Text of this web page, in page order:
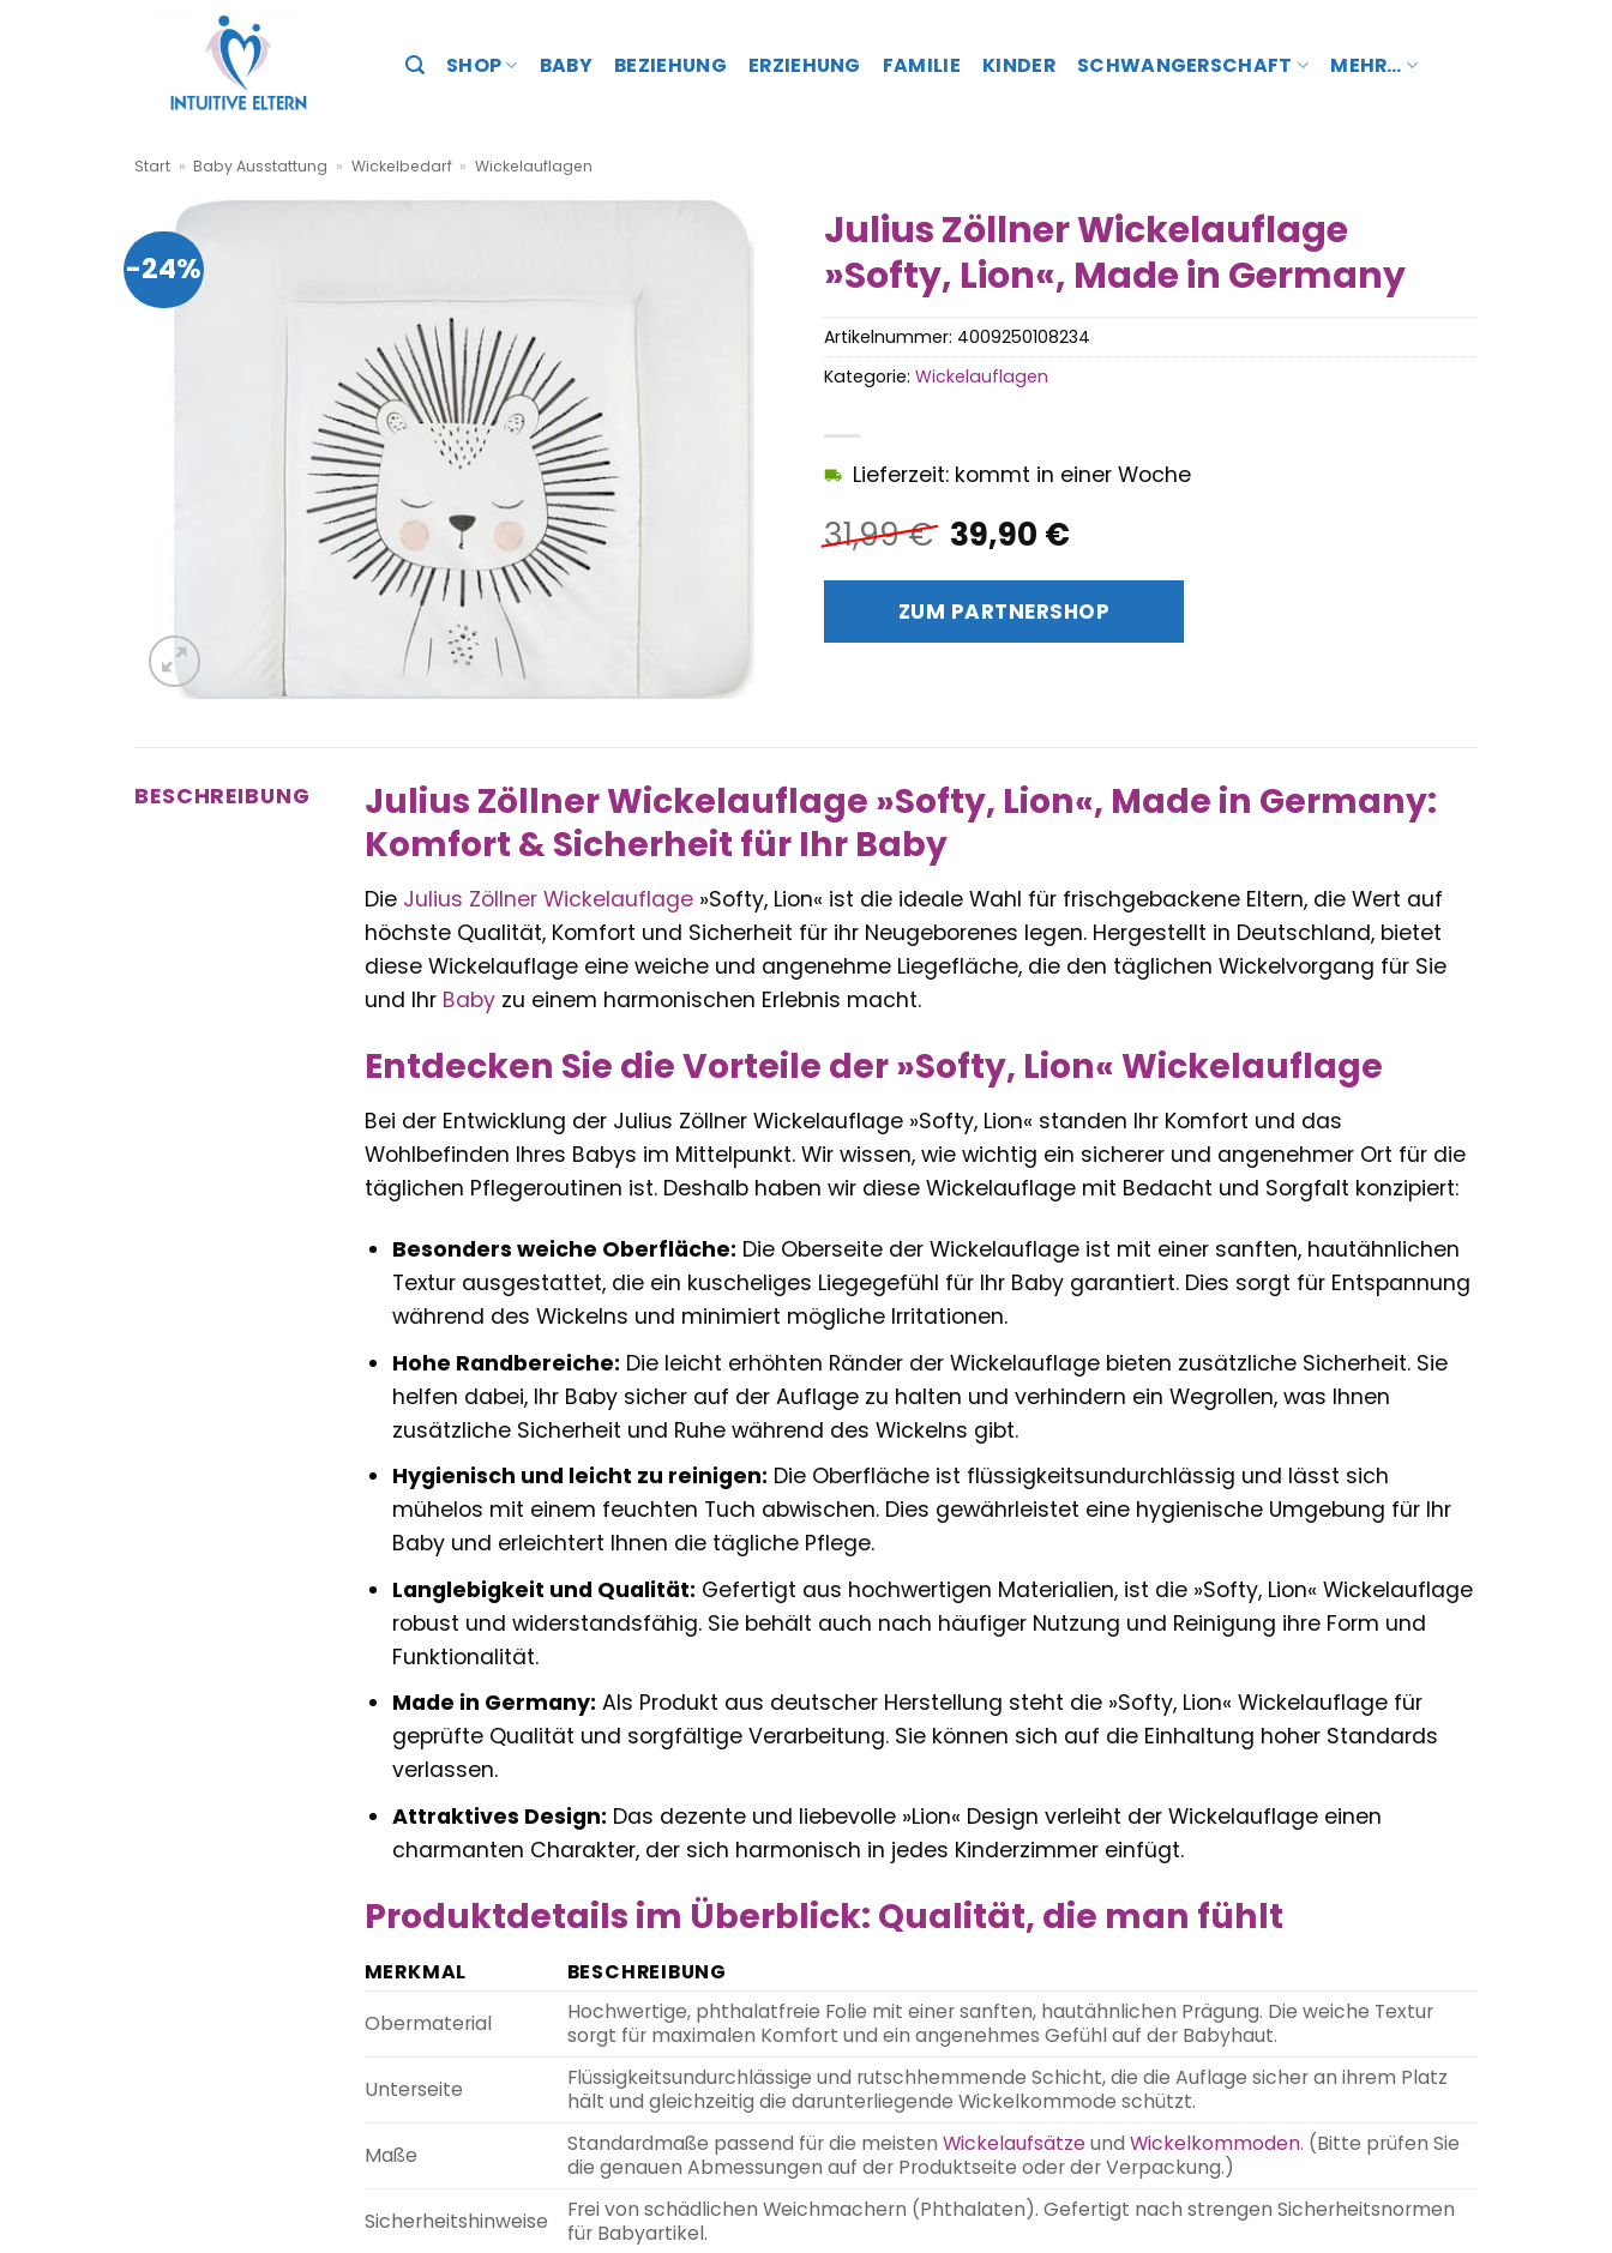
SHOP BABY BEZIEHUNG ERZIEHUNG FAMILIE KINDER SCHWANGERSCHAFT MEHR…
Start » Baby Ausstattung » Wickelbedarf » Wickelauflagen
-24%
Julius Zöllner Wickelauflage
»Softy, Lion«, Made in Germany
31,99€ Ursprünglicher
Preis
war:
31,99 €
39,90 €Aktueller
ist:
39,90 €.
Lieferzeit: kommt in einer Woche
ZUM PARTNERSHOP
Artikelnummer: 4009250108234
Kategorie: Wickelauflagen
BESCHREIBUNG
Julius Zöllner Wickelauflage »Softy, Lion«, Made in Germany:
Komfort & Sicherheit für Ihr Baby
Die Julius Zöllner Wickelauflage»Softy, Lion« ist die ideale Wahl für frischgebackene Eltern, die Wert auf
höchste Qualität, Komfort und Sicherheit für ihr Neugeborenes legen. Hergestellt in Deutschland, bietet
diese Wickelauflage eine weiche und angenehme Liegefläche, die den täglichen Wickelvorgang für Sie
und Ihr Babyzu einem harmonischen Erlebnis macht.
Entdecken Sie die Vorteile der »Softy, Lion« Wickelauflage
Bei der Entwicklung der Julius Zöllner Wickelauflage »Softy, Lion« standen Ihr Komfort und das
Wohlbefinden Ihres Babys im Mittelpunkt. Wir wissen, wie wichtig ein sicherer und angenehmer Ort für die
täglichen Pflegeroutinen ist. Deshalb haben wir diese Wickelauflage mit Bedacht und Sorgfalt konzipiert:
Besonders weiche Oberfläche: Die Oberseite der Wickelauflage ist mit einer sanften, hautähnlichen
Textur ausgestattet, die ein kuscheliges Liegegefühl für Ihr Baby garantiert. Dies sorgt für Entspannung
während des Wickelns und minimiert mögliche Irritationen.
Hohe Randbereiche: Die leicht erhöhten Ränder der Wickelauflage bieten zusätzliche Sicherheit. Sie
helfen dabei, Ihr Baby sicher auf der Auflage zu halten und verhindern ein Wegrollen, was Ihnen
zusätzliche Sicherheit und Ruhe während des Wickelns gibt.
Hygienisch und leicht zu reinigen: Die Oberfläche ist flüssigkeitsundurchlässig und lässt sich
mühelos mit einem feuchten Tuch abwischen. Dies gewährleistet eine hygienische Umgebung für Ihr
Baby und erleichtert Ihnen die tägliche Pflege.
Langlebigkeit und Qualität: Gefertigt aus hochwertigen Materialien, ist die »Softy, Lion« Wickelauflage
robust und widerstandsfähig. Sie behält auch nach häufiger Nutzung und Reinigung ihre Form und
Funktionalität.
Made in Germany: Als Produkt aus deutscher Herstellung steht die »Softy, Lion« Wickelauflage für
geprüfte Qualität und sorgfältige Verarbeitung. Sie können sich auf die Einhaltung hoher Standards
verlassen.
Attraktives Design: Das dezente und liebevolle »Lion« Design verleiht der Wickelauflage einen
charmanten Charakter, der sich harmonisch in jedes Kinderzimmer einfügt.
Produktdetails im Überblick: Qualität, die man fühlt
MERKMAL
BESCHREIBUNG
Obermaterial
Hochwertige, phthalatfreie Folie mit einer sanften, hautähnlichen Prägung. Die weiche Textur
sorgt für maximalen Komfort und ein angenehmes Gefühl auf der Babyhaut.
Unterseite
Flüssigkeitsundurchlässige und rutschhemmende Schicht, die die Auflage sicher an ihrem Platz
hält und gleichzeitig die darunterliegende Wickelkommode schützt.
Maße
Standardmaße passend für die meisten Wickelaufsätzeund Wickelkommoden. (Bitte prüfen Sie
die genauen Abmessungen auf der Produktseite oder der Verpackung.)
Sicherheitshinweise
Frei von schädlichen Weichmachern (Phthalaten). Gefertigt nach strengen Sicherheitsnormen
für Babyartikel.